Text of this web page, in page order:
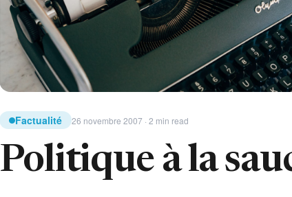
Factualité 26 novembre 2007 · 2 min read
Politique à la